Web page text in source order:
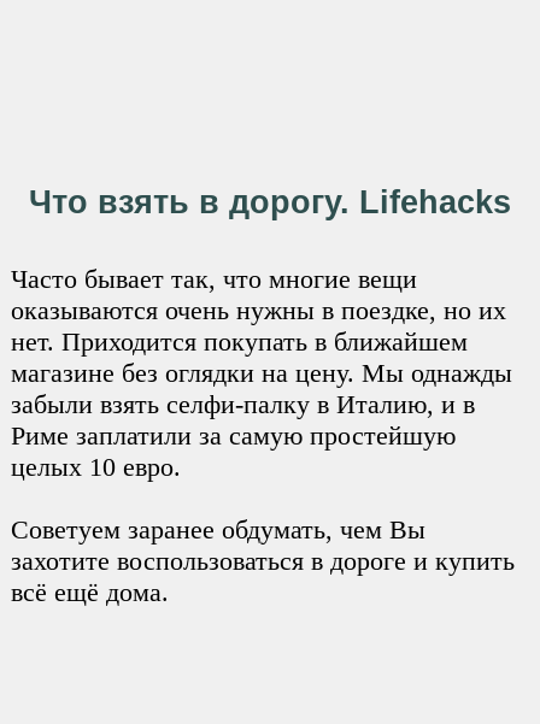
Что взять в дорогу. Lifehacks
Часто бывает так, что многие вещи
оказываются очень нужны в поездке, но их
нет. Приходится покупать в ближайшем
магазине без оглядки на цену. Мы однажды
забыли взять селфи-палку в Италию, и в
Риме заплатили за самую простейшую
целых 10 евро.
Советуем заранее обдумать, чем Вы
захотите воспользоваться в дороге и купить
всё ещё дома.